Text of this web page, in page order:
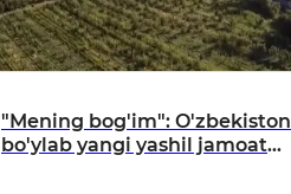
"Mening bog'im": O'zbekiston
bo'ylab yangi yashil jamoat